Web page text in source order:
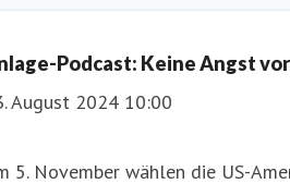
Podcast: Keine Angst
August 2024 10:00
5. November wählen die US-